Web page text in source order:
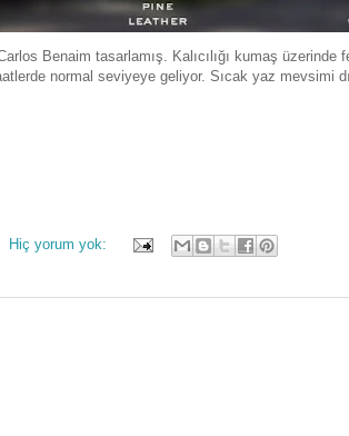
Benaim tasarlamış. Kalıcılığı kumaş üzerinde
normal seviyeye geliyor. Sıcak yaz mevsimi
Hiç yorum yok: